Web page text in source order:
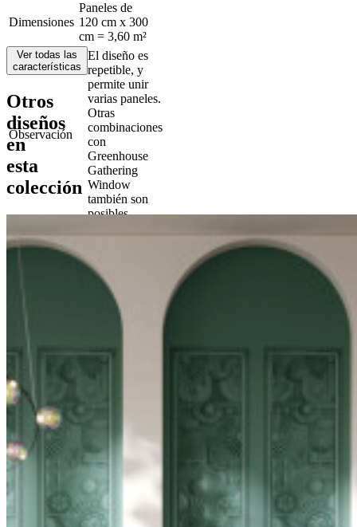
Dimensiones
Paneles de
120 cm x 300
cm = 3,60 m²
Observación
El diseño es
repetible, y
permite unir
varias paneles.
Otras
combinaciones
con
Greenhouse
Gathering
Window
también son
posibles.
Pegamento
dispersión de
buena calidad
Encolar la
pared
luz
Cómo retirar
seco
Reacción al
fuego EU
Reacción al
fuego US
Class A
Mantenimiento Lavable
técnica
MO5055
Ver todas las
características
Otros
diseños
en
esta
colección